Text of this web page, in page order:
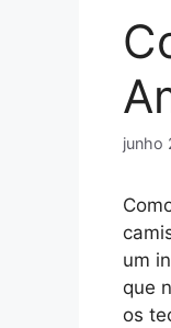
junho
um
que
os